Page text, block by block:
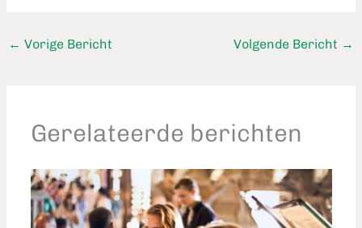
← Vorige Bericht Volgende Bericht →
Gerelateerde berichten